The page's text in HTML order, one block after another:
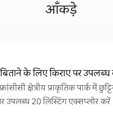
आँकड़े
बिताने के लिए किराए पर
क्षेत्रीय प्राकृतिक पार्क में
उपलब्ध 20 लिस्टिंग एक्सप्लोर करें